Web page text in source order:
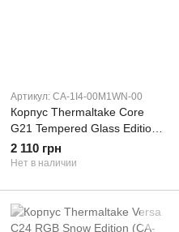
Артикул: CA-1I4-00M1WN-00
Корпус Thermaltake Core
G21 Tempered Glass Edition
(CA-1I4-00M1WN-00) (CA-
1I4-00M1WN-00)
2 110 грн
Нет в наличии